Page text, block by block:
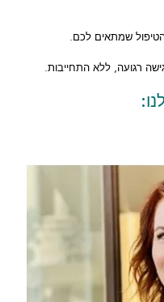
שמתאים לכם.
רגועה, ללא התחייבות.